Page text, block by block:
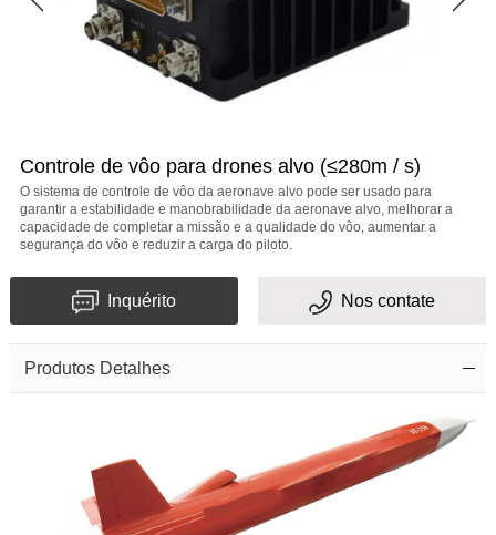
Controle de vôo para drones alvo (≤280m / s)
O sistema de controle de vôo da aeronave alvo pode ser usado para
garantir a estabilidade e manobrabilidade da aeronave alvo, melhorar a
capacidade de completar a missão e a qualidade do vôo, aumentar a
segurança do vôo e reduzir a carga do piloto.
Inquérito Nos contate
Produtos Detalhes